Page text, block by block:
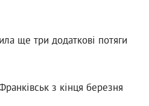
ще три додаткові потяги
з кінця березня